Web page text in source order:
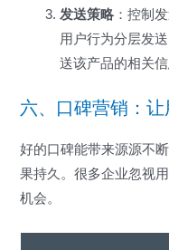
发送策略 ：控制
用户行为分层发
送该产品的相关信
六、口碑营销：让
好的口碑能带来源源不
果持久。很多企业忽视
机会。